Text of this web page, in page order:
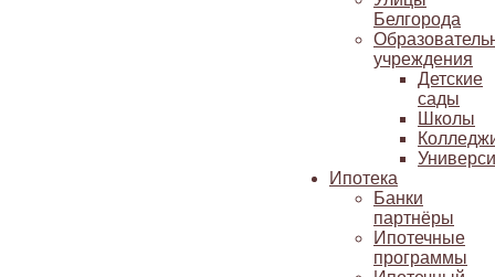
Белгорода
учреждения
Детские
сады
Школы
Ипотека
Банки
партнёры
Ипотечные
программы